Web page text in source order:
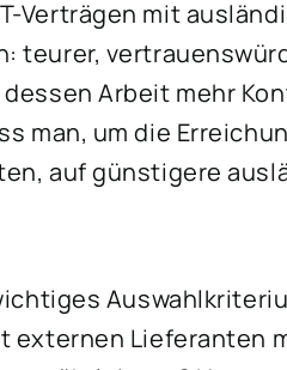
Verträgen mit
teurer,
Arbeit mehr
man, um die
auf günstigere
externen Lieferanten